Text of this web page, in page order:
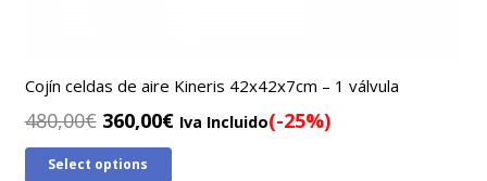
Cojín celdas de aire Kineris 42x42x7cm – 1 válvula
480,00€ El
precio
original
360,00€ElIva Incluido(-25%)
Select options